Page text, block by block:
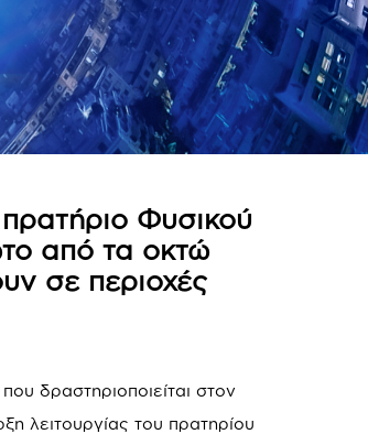
Φυσικού
από τα οκτώ
σε περιοχές
δραστηριοποιείται στον
λειτουργίας του πρατηρίου